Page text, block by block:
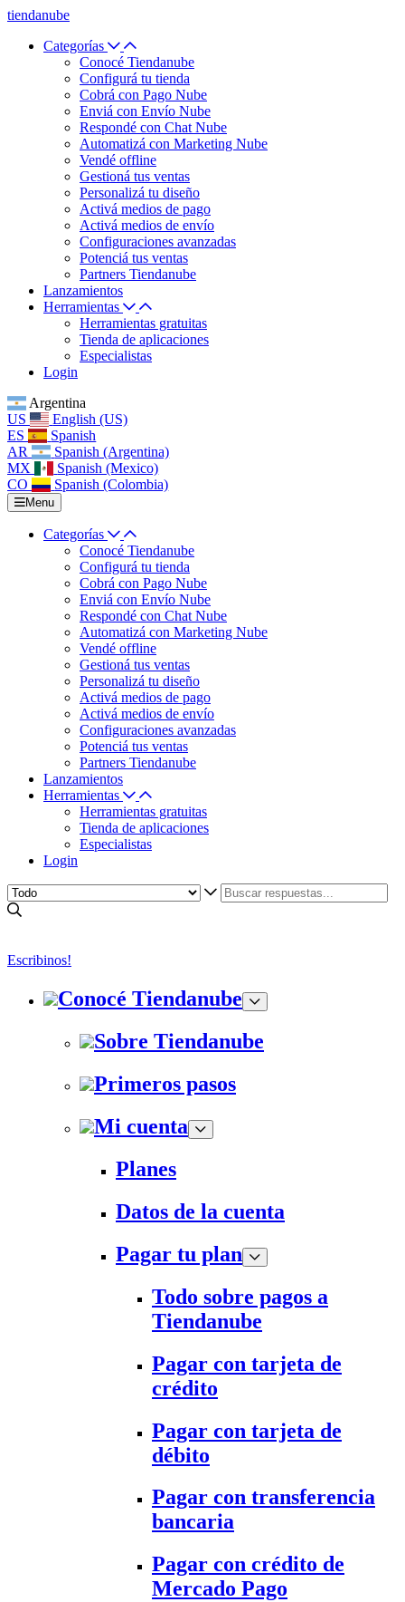
tiendanube
Categorías
Conocé Tiendanube
Configurá tu tienda
Cobrá con Pago Nube
Enviá con Envío Nube
Respondé con Chat Nube
Automatizá con Marketing Nube
Vendé offline
Gestioná tus ventas
Personalizá tu diseño
Activá medios de pago
Activá medios de envío
Configuraciones avanzadas
Potenciá tus ventas
Partners Tiendanube
Lanzamientos
Herramientas
Herramientas gratuitas
Tienda de aplicaciones
Especialistas
Login
Argentina
US
English (US)
ES
Spanish
AR
Spanish (Argentina)
MX
Spanish (Mexico)
CO
Spanish (Colombia)
Menu
Categorías
Conocé Tiendanube
Configurá tu tienda
Cobrá con Pago Nube
Enviá con Envío Nube
Respondé con Chat Nube
Automatizá con Marketing Nube
Vendé offline
Gestioná tus ventas
Personalizá tu diseño
Activá medios de pago
Activá medios de envío
Configuraciones avanzadas
Potenciá tus ventas
Partners Tiendanube
Lanzamientos
Herramientas
Herramientas gratuitas
Tienda de aplicaciones
Especialistas
Login
Escribinos!
Conocé Tiendanube
Sobre Tiendanube
Primeros pasos
Mi cuenta
Planes
Datos de la cuenta
Pagar tu plan
Todo sobre pagos a
Tiendanube
Pagar con tarjeta de
crédito
Pagar con tarjeta de
débito
Pagar con transferencia
bancaria
Pagar con crédito de
Mercado Pago